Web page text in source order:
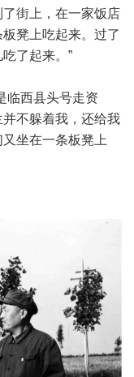
街上，在一家饭店
凳上吃起来。过了
了起来。”
临西县头号走资
不躲着我，还给我
坐在一条板凳上